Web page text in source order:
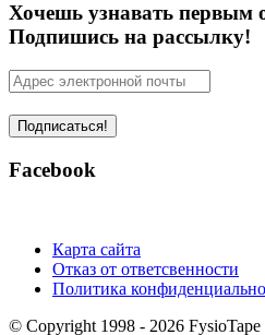
Хочешь узнавать первым
Подпишись на рассылку!
Facebook
Карта сайта
Отказ от ответсвенности
Политика
© Copyright 1998 - 2026 FysioTape